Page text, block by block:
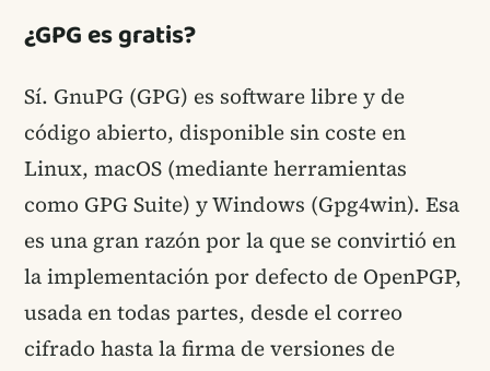
¿GPG es gratis?
Sí. GnuPG (GPG) es software libre y de
código abierto, disponible sin coste en
Linux, macOS (mediante herramientas
como GPG Suite) y Windows (Gpg4win). Esa
es una gran razón por la que se convirtió en
la implementación por defecto de OpenPGP,
usada en todas partes, desde el correo
cifrado hasta la firma de versiones de